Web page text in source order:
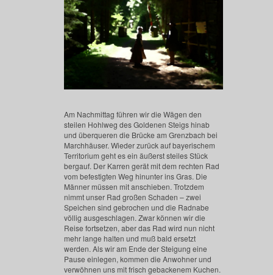
Am Nachmittag führen wir die Wägen den
steilen Hohlweg des Goldenen Steigs hinab
und überqueren die Brücke am Grenzbach bei
Marchhäuser. Wieder zurück auf bayerischem
Territorium geht es ein äußerst steiles Stück
bergauf. Der Karren gerät mit dem rechten Rad
vom befestigten Weg hinunter ins Gras. Die
Männer müssen mit anschieben. Trotzdem
nimmt unser Rad großen Schaden – zwei
Speichen sind gebrochen und die Radnabe
völlig ausgeschlagen. Zwar können wir die
Reise fortsetzen, aber das Rad wird nun nicht
mehr lange halten und mußbald ersetzt
werden. Als wir am Ende der Steigung eine
Pause einlegen, kommen die Anwohner und
verwöhnen uns mit frisch gebackenem Kuchen.